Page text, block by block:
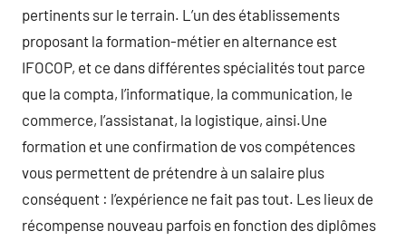
pertinents sur le terrain. L’un des établissements
proposant la formation-métier en alternance est
IFOCOP, et ce dans différentes spécialités tout parce
que la compta, l’informatique, la communication, le
commerce, l’assistanat, la logistique, ainsi.Une
formation et une confirmation de vos compétences
vous permettent de prétendre à un salaire plus
conséquent : l’expérience ne fait pas tout. Les lieux de
récompense nouveau parfois en fonction des diplômes